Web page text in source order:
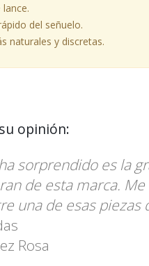
del señuelo.
naturales y discretas.
opinión:
sorprendido es la
de esta marca.
una de esas
Rosa